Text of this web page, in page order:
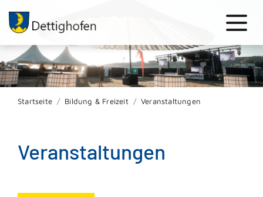
Startseite Bildung & Freizeit Veranstaltungen
Veranstaltungen